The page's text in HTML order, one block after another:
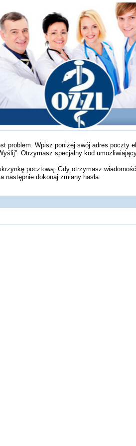
problem. Wpisz poniżej swój adres poczty
Otrzymasz specjalny kod
pocztową. Gdy otrzymasz
następnie dokonaj zmiany hasła.